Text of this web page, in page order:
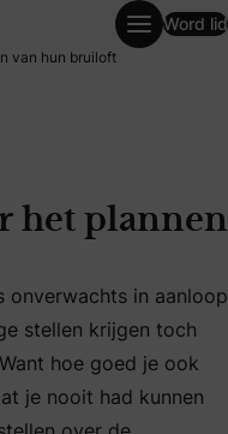
hun bruiloft
Word lid
van hun bruiloft
het plannen
in
in aanloop
stellen krijgen toch
hoe goed je ook
je nooit had kunnen